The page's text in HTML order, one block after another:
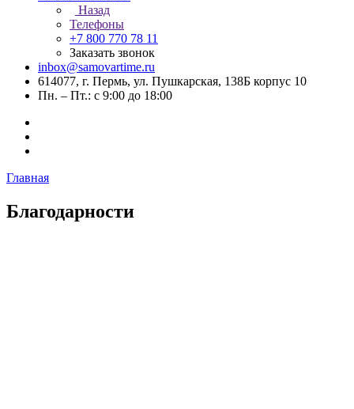
Назад
Телефоны
+7 800 770 78 11
Заказать звонок
inbox@samovartime.ru
614077, г. Пермь, ул. Пушкарская, 138Б корпус 10
Пн. – Пт.: с 9:00 до 18:00
Главная
Благодарности